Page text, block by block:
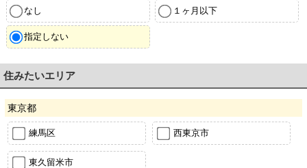
なし １ヶ月以下
指定しない
住みたいエリア
東京都
練馬区 西東京市
東久留米市